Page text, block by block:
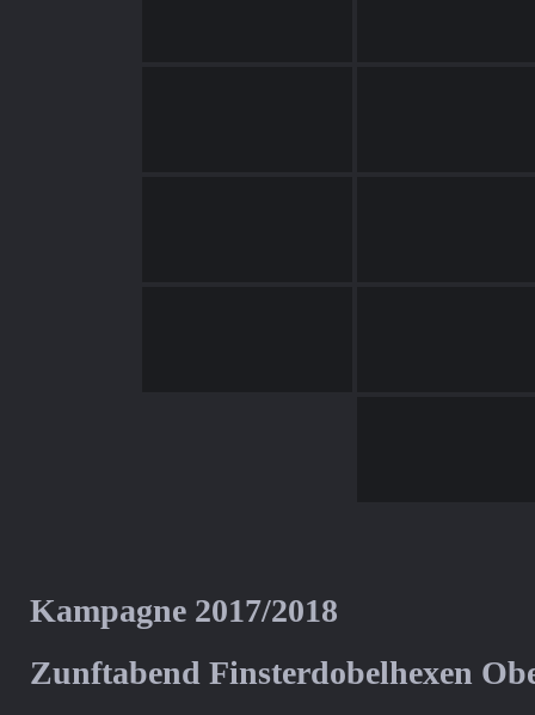
Kampagne 2017/2018
Zunftabend Finsterdobelhexen